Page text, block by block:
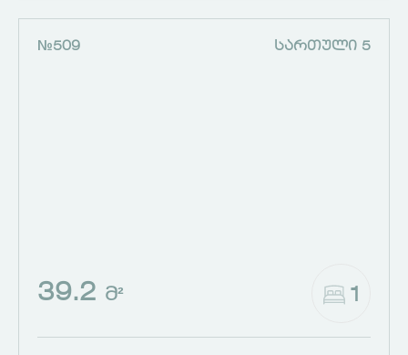
№509 ᲡᲐᲠᲗᲣᲚᲘ 5
39.2 Მ² 1